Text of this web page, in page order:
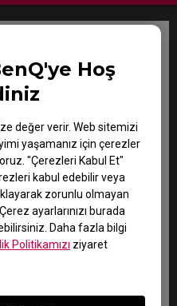
Hoş
değer verir. Web sitemizi
yaşamanız için çerezler
"Çerezleri Kabul Et"
kabul edebilir veya
zorunlu olmayan
ayarlarınızı burada
Daha fazla bilgi
Politikamızı ziyaret
Satın alma tarihinden
Zowie ürünü, bu
kapsamındadır.